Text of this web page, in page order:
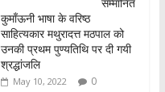
कुमाँऊनी भाषा के वरिष्ठ
साहित्यकार मथुरादत्त मठपाल को
उनकी प्रथम पुण्यतिथि पर दी गयी
श्रद्धांजलि
May 10, 2022 0